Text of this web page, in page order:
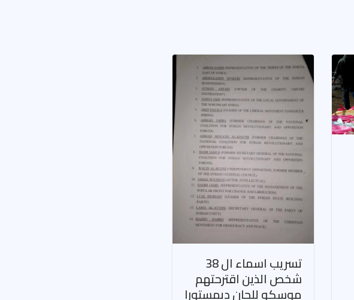
تسريب اسماء ال 38
شخص الذين اقترحتهم
موسكو للجان ديمستورا